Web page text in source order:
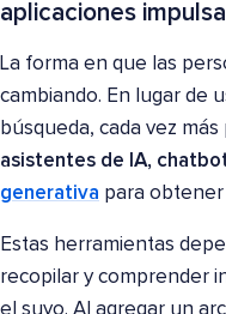
aplicaciones
La forma en que las
cambiando. En lugar de
búsqueda, cada vez
asistentes de IA,
generativa para
Estas herramientas
recopilar y comprender
el suyo. Al agregar un